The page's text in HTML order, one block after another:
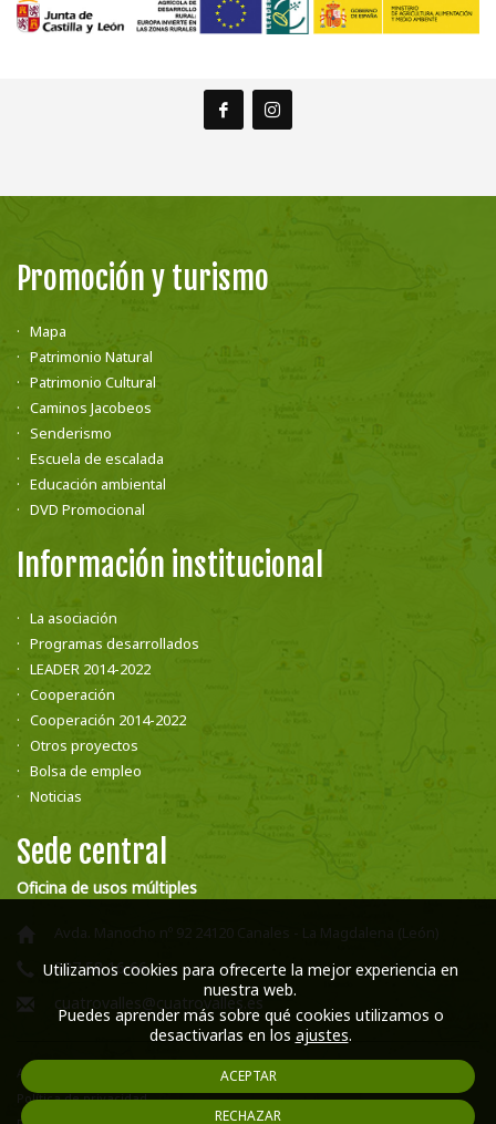
Promoción y turismo
Mapa
Patrimonio Natural
Patrimonio Cultural
Caminos Jacobeos
Senderismo
Escuela de escalada
Educación ambiental
DVD Promocional
Información institucional
La asociación
Programas desarrollados
LEADER 2014-2022
Cooperación
Cooperación 2014-2022
Otros proyectos
Bolsa de empleo
Noticias
Sede central
Oficina de usos múltiples
Avda. Manocho nº 92 24120 Canales - La Magdalena (León)
987 58 16 66
cuatrovalles@cuatrovalles.es
Aviso legal
Política de privacidad
Utilizamos cookies para ofrecerte la mejor experiencia en
nuestra web.
Puedes aprender más sobre qué cookies utilizamos o
desactivarlas en los ajustes.
ACEPTAR
RECHAZAR